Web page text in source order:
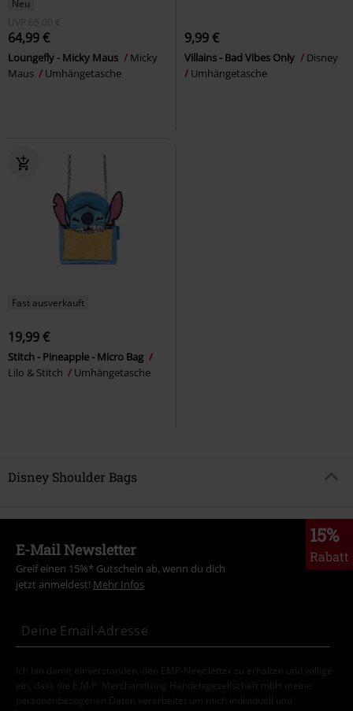
Neu
UVP
65,00 €
64,99 €
Loungefly - Micky Maus
Micky
Maus
Umhängetasche
9,99 €
Villains - Bad Vibes Only
Disney
Umhängetasche
Fast ausverkauft
19,99 €
Stitch - Pineapple - Micro Bag
Lilo & Stitch
Umhängetasche
Disney Shoulder Bags
15%
Rabatt
E-Mail Newsletter
Greif einen 15%* Gutschein ab, wenn du dich
jetzt anmeldest! Mehr Infos
Ich bin damit einverstanden, den EMP-Newsletter zu erhalten und willige
ein, dass die E.M.P. Merchandising Handelsgesellschaft mbH meine
personenbezogenen Daten verarbeitet um mich individuell und